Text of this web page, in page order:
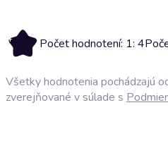
4 Počet hodnotení: 1: 4
Všetky hodnotenia pochádzajú
zverejňované v súlade s